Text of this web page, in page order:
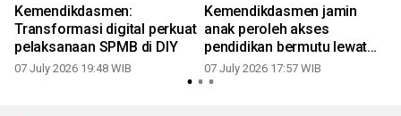
Kemendikdasmen:
Transformasi digital perkuat
pelaksanaan SPMB di DIY
07 July 2026 19:48 WIB
Kemendikdasmen jamin
anak peroleh akses
pendidikan bermutu lewat
SPMB
07 July 2026 17:57 WIB